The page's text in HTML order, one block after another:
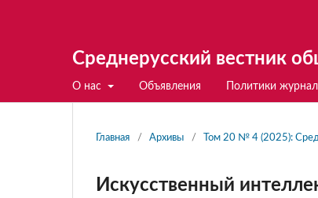
Среднерусский вестник
О нас Объявления Политики
Главная / Архивы / Том 20 № 4 (2025):
Искусственный